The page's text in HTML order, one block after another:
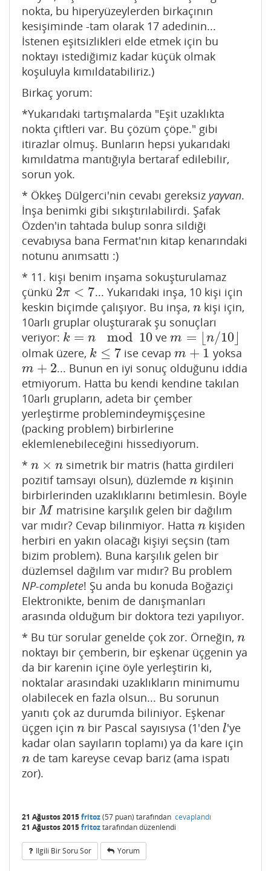
nokta, bu hiperyüzeylerden birkaçının
kesişiminde -tam olarak 17 adedinin...
İstenen eşitsizlikleri elde etmek için bu
noktayı istediğimiz kadar küçük olmak
koşuluyla kımıldatabiliriz.)
Birkaç yorum:
*Yukarıdaki tartışmalarda "Eşit uzaklıkta
nokta çiftleri var. Bu çözüm çöpe." gibi
itirazlar olmuş. Bunların hepsi yukarıdaki
kımıldatma mantığıyla bertaraf edilebilir,
sorun yok.
* Ökkeş Dülgerci'nin cevabı gereksiz yayvan.
İnşa benimki gibi sıkıştırılabilirdi. Şafak
Özden'in tahtada bulup sonra sildiği
cevabıysa bana Fermat'nın kitap kenarındaki
notunu anımsattı :)
* 11. kişi benim inşama sokuşturulamaz
çünkü 2π < 7
2π< 7
... Yukarıdaki inşa, 10 kişi için
keskin biçimde çalışıyor. Bu inşa, n
nkişi için,
10arlı gruplar oluşturarak şu sonuçları
veriyor: k = n mod 10
k= nmod 10 vem = n/10⌋
m= ⌊n 10⌋
olmak üzere, k ≤ 7
k≤ 7 ise cevapm + 1
m+1 yoksa
m + 2
m+2
... Bunun en iyi sonuç olduğunu iddia
etmiyorum. Hatta bu kendi kendine takılan
10arlı grupların, adeta bir çember
yerleştirme problemindeymişçesine
(packing problem) birbirlerine
eklemlenebileceğini hissediyorum.
* n × n
n× n
simetrik bir matris (hatta girdileri
pozitif tamsayı olsun), düzlemde n
nkişinin
birbirlerinden uzaklıklarını betimlesin. Böyle
bir M
M matrisine karşılık gelen bir dağılım
var mıdır? Cevap bilinmiyor. Hatta n
nkişiden
herbiri en yakın olacağı kişiyi seçsin (tam
bizim problem). Buna karşılık gelen bir
düzlemsel dağılım var mıdır? Bu problem
NP-complete! Şu anda bu konuda Boğaziçi
Elektronikte, benim de danışmanları
arasında olduğum bir doktora tezi yapılıyor.
* Bu tür sorular genelde çok zor. Örneğin, n
n
noktayı bir çemberin, bir eşkenar üçgenin ya
da bir karenin içine öyle yerleştirin ki,
noktalar arasındaki uzaklıkların minimumu
olabilecek en fazla olsun... Bu sorunun
yanıtı çok az durumda biliniyor. Eşkenar
üçgen için n
nbir Pascal sayısıysa (1'den l
l'ye
kadar olan sayıların toplamı) ya da kare için
n
nde tam kareyse cevap bariz (ama ispatı
zor).
21 Ağustos 2015fritoz(57 puan) tarafından cevaplandı
21 Ağustos 2015fritoztarafındandüzenlendi
Ilgili Bir Soru Sor Yorum